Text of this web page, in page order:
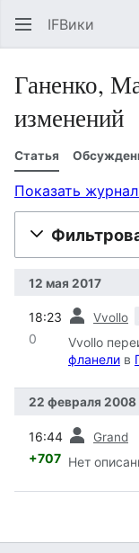
IFВики
Ганенко,
изменений
Статья
Показать
12 мая 2017
18:23 Vvollo
0 Vvollo
фланели в
22 февраля 2008
16:44 Grand
+707 Нет